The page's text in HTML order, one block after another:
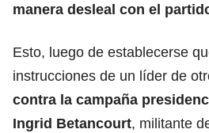
manera desleal con el
Esto, luego de establecerse
instrucciones de un líder de
contra la campaña
Ingrid Betancourt, militante